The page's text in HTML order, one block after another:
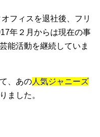
フィスを退社後、フリ
年２月からは現在の事
能活動を継続していま
、あの人気ジャニーズ
ました。